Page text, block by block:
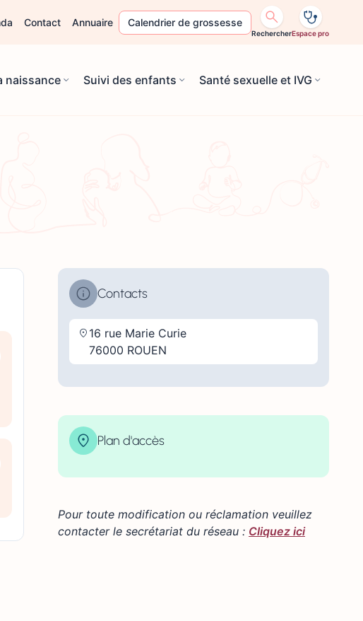
Contact Annuaire Calendrier de grossesse
RechercherEspace pro
naissance Suivi des enfants Santé sexuelle et IVG
Contacts
16 rue Marie Curie
76000 ROUEN
Plan d'accès
×
−
Pour toute modification ou réclamation veuillez
contacter le secrétariat du réseau : Cliquez ici